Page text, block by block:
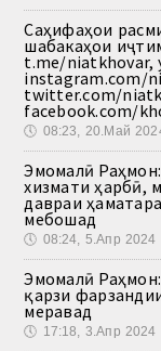
Саҳифаҳои
шабакаҳои
t.me/niatkhovar,
instagram.com/
twitter.com/
facebook.com/
🕔 08:23, 20.Май
Эмомалӣ
хизмати ҳарбӣ,
давраи
мебошад
🕔 08:24, 5.Апр 2024
Эмомалӣ
қарзи
меравад
🕔 17:18, 3.Апр 2024